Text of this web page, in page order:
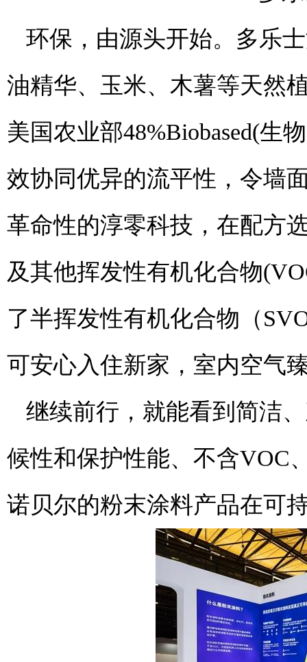
环保，由源头开始。多乐
油精华、玉米、木薯等天然
美国农业部48%Biobased(生
效协同优异的流平性，令墙
革命性的淳零科技，在配方
及其他挥发性有机化合物
了半挥发性有机化合物（
可安心入住新家，室内空气
继续前行，就能看到简洁
候性和保护性能、不含VOC
诺贝尔的粉末涂料产品在可